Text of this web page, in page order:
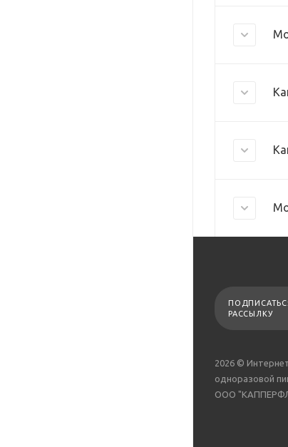
РАССЫЛКУ
2026 ©
одноразовой
ООО